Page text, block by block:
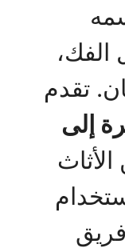
تقدم
إلى